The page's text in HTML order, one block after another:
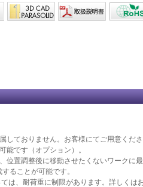
ておりません。お客様にてご用意くださ
能です（オプション）。
置調整後に移動させたくないワークに最
ることが可能です。
は、耐荷重に制限があります。詳しくは